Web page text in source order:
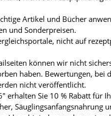
Artikel und Bücher
und Sonderpreisen.
nicht auf
können wir nicht
haben. Bewertungen,
nicht veröffentlicht.
Sie 10 % Rabatt für
Säuglingsanfangsnahrung